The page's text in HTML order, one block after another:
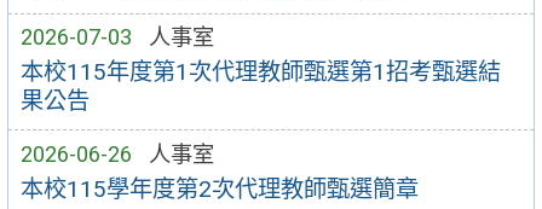
2026-07-03 人事室
本校115年度第1次代理教師甄選第1招考甄選結
果公告
2026-06-26 人事室
本校115學年度第2次代理教師甄選簡章